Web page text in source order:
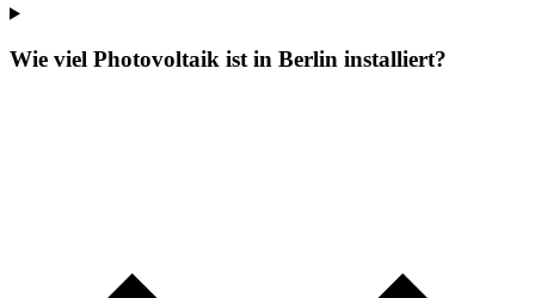
Wie viel Photovoltaik ist in Berlin installiert?